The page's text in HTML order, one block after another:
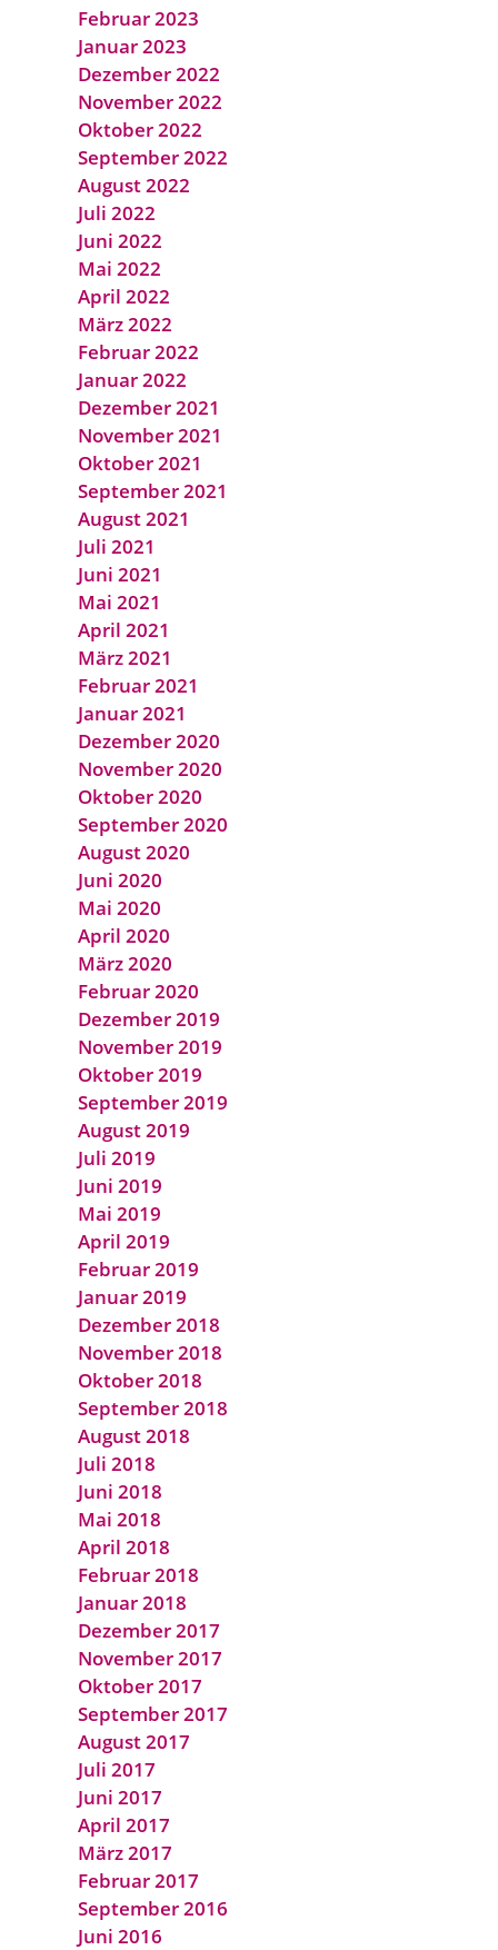
Februar 2023
Januar 2023
Dezember 2022
November 2022
Oktober 2022
September 2022
August 2022
Juli 2022
Juni 2022
Mai 2022
April 2022
März 2022
Februar 2022
Januar 2022
Dezember 2021
November 2021
Oktober 2021
September 2021
August 2021
Juli 2021
Juni 2021
Mai 2021
April 2021
März 2021
Februar 2021
Januar 2021
Dezember 2020
November 2020
Oktober 2020
September 2020
August 2020
Juni 2020
Mai 2020
April 2020
März 2020
Februar 2020
Dezember 2019
November 2019
Oktober 2019
September 2019
August 2019
Juli 2019
Juni 2019
Mai 2019
April 2019
Februar 2019
Januar 2019
Dezember 2018
November 2018
Oktober 2018
September 2018
August 2018
Juli 2018
Juni 2018
Mai 2018
April 2018
Februar 2018
Januar 2018
Dezember 2017
November 2017
Oktober 2017
September 2017
August 2017
Juli 2017
Juni 2017
April 2017
März 2017
Februar 2017
September 2016
Juni 2016